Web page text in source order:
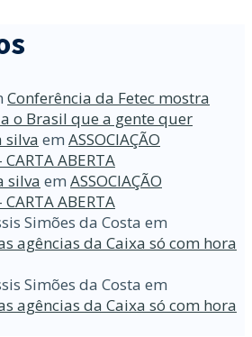
Conferência da Fetec mostra
o Brasil que a gente quer
silva em ASSOCIAÇÃO
ABERTA
silva em ASSOCIAÇÃO
ABERTA
Simões da Costa em
agências da Caixa só com hora
Simões da Costa em
agências da Caixa só com hora